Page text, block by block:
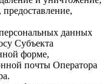
данных
Субъекта
форме,
почты Оператора